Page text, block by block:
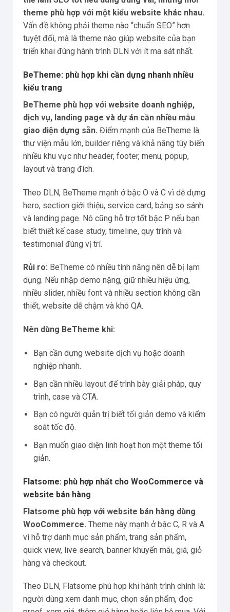
theme phù hợp với một kiểu website khác nhau.
Vấn đề không phải theme nào “chuẩn SEO” hơn
tuyệt đối, mà là theme nào giúp website của bạn
triển khai đúng hành trình DLN với ít ma sát nhất.
BeTheme: phù hợp khi cần dựng nhanh nhiều
kiểu trang
BeTheme phù hợp với website doanh nghiệp,
dịch vụ, landing page và dự án cần nhiều mẫu
giao diện dựng sẵn. Điểm mạnh của BeTheme là
thư viện mẫu lớn, builder riêng và khả năng tùy biến
nhiều khu vực như header, footer, menu, popup,
layout và trang đích.
Theo DLN, BeTheme mạnh ở bậc O và C vì dễ dựng
hero, section giới thiệu, service card, bảng so sánh
và landing page. Nó cũng hỗ trợ tốt bậc P nếu bạn
biết thiết kế case study, timeline, quy trình và
testimonial đúng vị trí.
Rủi ro: BeTheme có nhiều tính năng nên dễ bị lạm
dụng. Nếu nhập demo nặng, giữ nhiều hiệu ứng,
nhiều slider, nhiều font và nhiều section không cần
thiết, website dễ chậm và khó QA.
Nên dùng BeTheme khi:
Bạn cần dựng website dịch vụ hoặc doanh
nghiệp nhanh.
Bạn cần nhiều layout để trình bày giải pháp, quy
trình, case và CTA.
Bạn có người quản trị biết tối giản demo và kiểm
soát tốc độ.
Bạn muốn giao diện linh hoạt hơn một theme tối
giản.
Flatsome: phù hợp nhất cho WooCommerce và
website bán hàng
Flatsome phù hợp với website bán hàng dùng
WooCommerce. Theme này mạnh ở bậc C, R và A
vì hỗ trợ danh mục sản phẩm, trang sản phẩm,
quick view, live search, banner khuyến mãi, giá, giỏ
hàng và checkout.
Theo DLN, Flatsome phù hợp khi hành trình chính là:
người dùng xem danh mục, chọn sản phẩm, đọc